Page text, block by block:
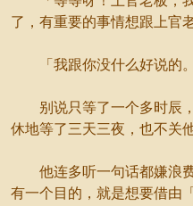
了，有重要的事情想跟上官
「我跟你没什么好说的。
别说只等了一个多时辰，
休地等了三天三夜，也不关
他连多听一句话都嫌浪费
有一个目的，就是想要借由